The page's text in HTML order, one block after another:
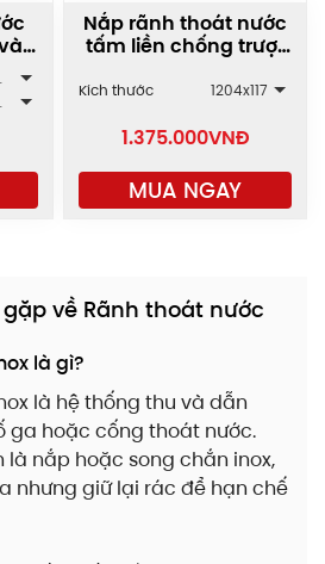
Nắp rãnh thoát nước
tấm liền chống trượt
Kích thước 1204x117
1.375.000VNĐ
MUA NGAY
về Rãnh thoát nước
là gì?
là hệ thống thu và dẫn
ga hoặc cống thoát nước.
là nắp hoặc song chắn inox,
nhưng giữ lại rác để hạn chế